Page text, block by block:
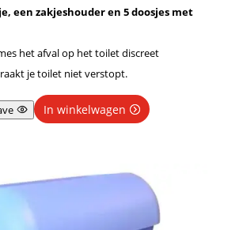
een zakjeshouder en 5 doosjes met
het afval op het toilet discreet
je toilet niet verstopt.
In winkelwagen